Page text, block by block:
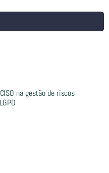
na gestão de riscos